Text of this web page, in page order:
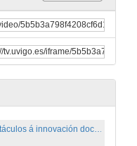
Satisfacción dos estudantes coa educación superior
Apoios e obstáculos á innovación docente universitaria